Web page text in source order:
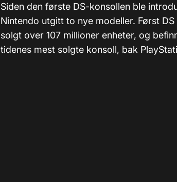
Siden den første DS-konsollen ble
Nintendo utgitt to nye modeller. Først
solgt over 107 millioner enheter, og
tidenes mest solgte konsoll, bak